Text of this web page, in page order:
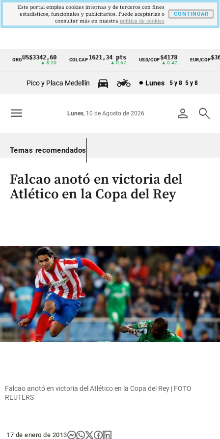
Cintillo
Colombia
OROUS$3342,60
▲ 8.20
COLCAP1621,34 pts
▲ 0.67
USD/COP$4178
▲ 0.42
EUR/COP$3649
Pico y Placa Medellín Lunes 5 y 8 5 y 8
person search
Lunes, 10 de Agosto de 2026
menu
Temas recomendados
Falcao anotó en victoria del
Atlético en la Copa del Rey
Falcao anotó en victoria del Atlético en la Copa del Rey | FOTO
REUTERS
17 de enero de 2013
Este portal emplea cookies internas y de terceros con fines
estadísticos, funcionales y publicitarios. Puede aceptarlas o
consultar más en nuestra politica de cookies
CONTINUAR